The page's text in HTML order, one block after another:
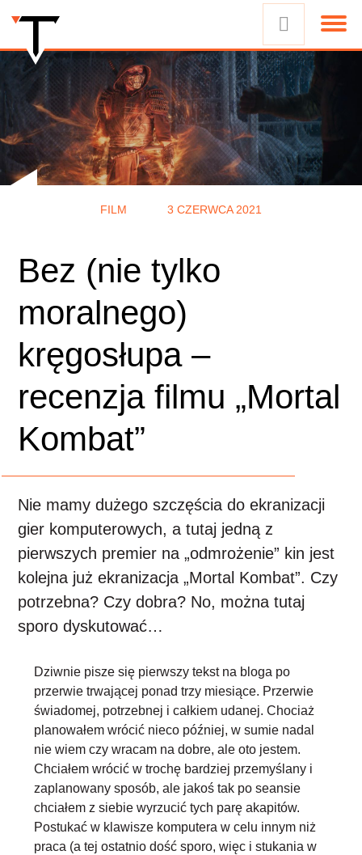
FILM 3 CZERWCA 2021
Bez (nie tylko
moralnego)
kręgosłupa –
recenzja filmu „Mortal
Kombat”
Nie mamy dużego szczęścia do ekranizacji
gier komputerowych, a tutaj jedną z
pierwszych premier na „odmrożenie” kin jest
kolejna już ekranizacja „Mortal Kombat”. Czy
potrzebna? Czy dobra? No, można tutaj
sporo dyskutować…
Dziwnie pisze się pierwszy tekst na bloga po
przerwie trwającej ponad trzy miesiące. Przerwie
świadomej, potrzebnej i całkiem udanej. Chociaż
planowałem wrócić nieco później, w sumie nadal
nie wiem czy wracam na dobre, ale oto jestem.
Chciałem wrócić w trochę bardziej przemyślany i
zaplanowany sposób, ale jakoś tak po seansie
chciałem z siebie wyrzucić tych parę akapitów.
Postukać w klawisze komputera w celu innym niż
praca (a tej ostatnio dość sporo, więc i stukania w